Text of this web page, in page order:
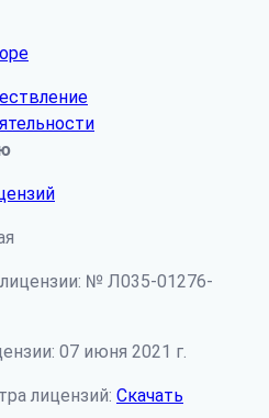
№ Л035-01276-
07 июня 2021 г.
лицензий: Скачать